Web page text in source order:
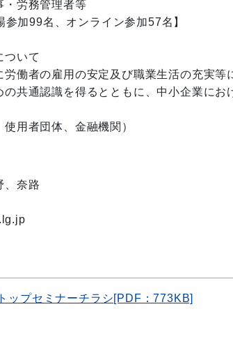
労務管理者等
参加99名、オンライン参加57名】
ついて
労働者の雇用の安定及び職業生活の充実
共通認識を得るとともに、中小企業に
、奈路
ップセミナーチラシ[PDF：773KB]